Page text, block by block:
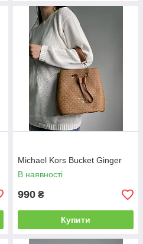
Michael Kors Bucket Ginger
В наявності
990 ₴
Купити